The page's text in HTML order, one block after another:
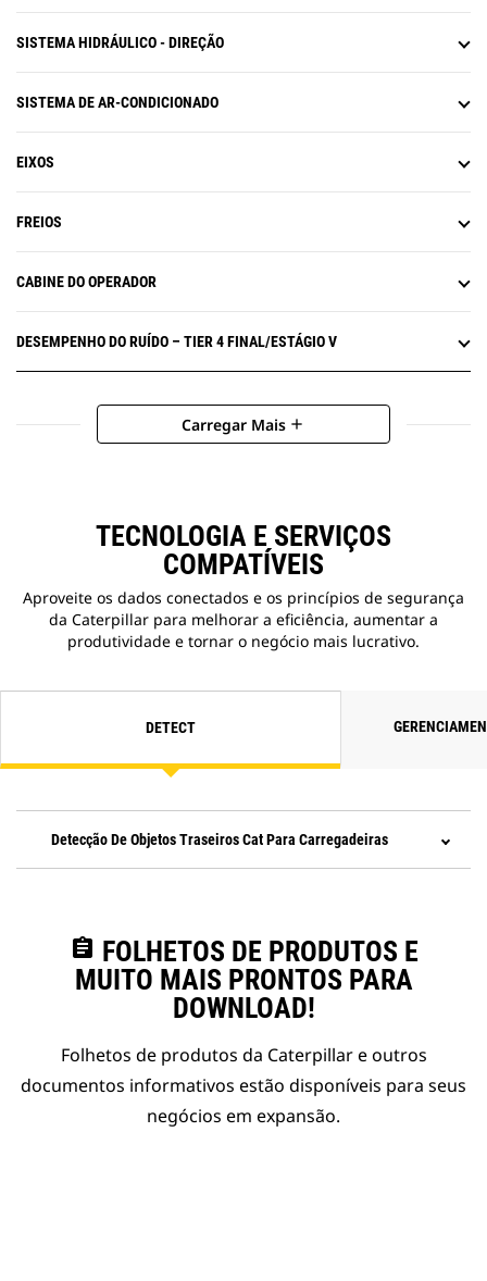
SISTEMA HIDRÁULICO - DIREÇÃO
SISTEMA DE AR-CONDICIONADO
EIXOS
FREIOS
CABINE DO OPERADOR
DESEMPENHO DO RUÍDO – TIER 4 FINAL/ESTÁGIO V
Carregar Mais add
TECNOLOGIA E SERVIÇOS
COMPATÍVEIS
Aproveite os dados conectados e os princípios de segurança
da Caterpillar para melhorar a eficiência, aumentar a
produtividade e tornar o negócio mais lucrativo.
DETECT
Detecção De Objetos Traseiros Cat Para Carregadeiras
assignment FOLHETOS DE PRODUTOS E
MUITO MAIS PRONTOS PARA
DOWNLOAD!
Folhetos de produtos da Caterpillar e outros
documentos informativos estão disponíveis para seus
negócios em expansão.